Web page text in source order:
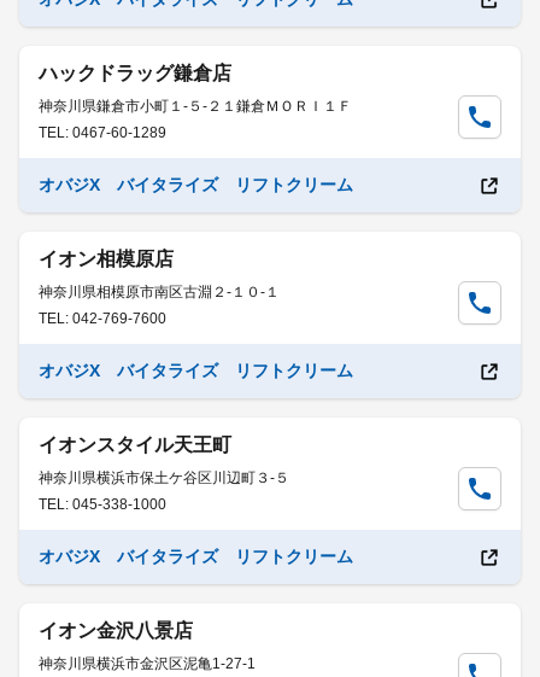
ハックドラッグ鎌倉店
神奈川県鎌倉市小町１-５-２１鎌倉ＭＯＲＩ１Ｆ
TEL: 0467-60-1289
オバジX バイタライズ リフトクリーム
イオン相模原店
神奈川県相模原市南区古淵２-１０-１
TEL: 042-769-7600
オバジX バイタライズ リフトクリーム
イオンスタイル天王町
神奈川県横浜市保土ケ谷区川辺町３-５
TEL: 045-338-1000
オバジX バイタライズ リフトクリーム
イオン金沢八景店
神奈川県横浜市金沢区泥亀1-27-1